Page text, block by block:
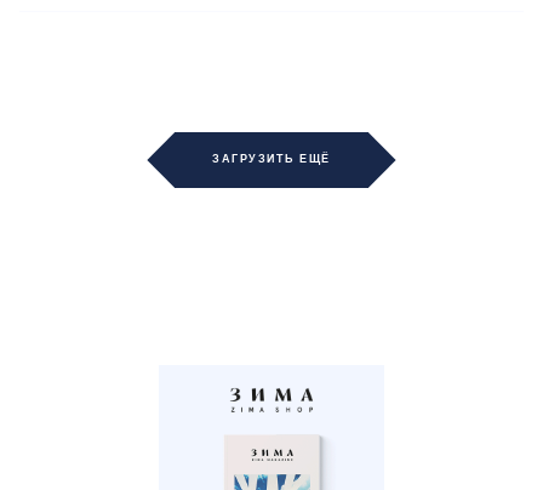
ЗАГРУЗИТЬ ЕЩЁ